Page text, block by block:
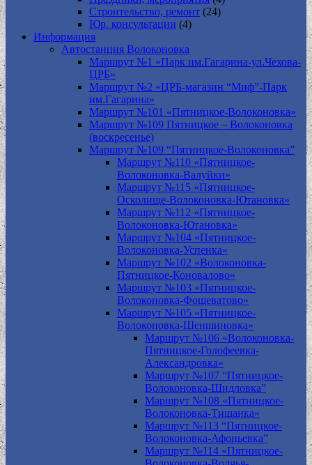
Строительство, ремонт (24)
Юр. консультации (4)
Информация
Автостанция Волоконовка
Маршрут №1 «Парк им.Гагарина-ул.Чехова-
ЦРБ»
Маршрут №2 «ЦРБ-магазин “Миф”-Парк
им.Гагарина»
Маршрут №101 «Пятницкое-Волоконовка»
Маршрут №109 Пятницкое – Волоконовка
(воскресенье)
Маршрут №109 “Пятницкое-Волоконовка”
Маршрут №110 «Пятницкое-
Волоконовка-Валуйки»
Маршрут №115 «Пятницкое-
Осколище-Волоконовка-Ютановка»
Маршрут №112 «Пятницкое-
Волоконовка-Ютановка»
Маршрут №104 «Пятницкое-
Волоконовка-Успенка»
Маршрут №102 «Волоконовка-
Пятницкое-Коновалово»
Маршрут №103 «Пятницкое-
Волоконовка-Фощеватово»
Маршрут №105 «Пятницкое-
Волоконовка-Шеншиновка»
Маршрут №106 «Волоконовка-
Пятницкое-Голофеевка-
Александровка»
Маршрут №107 “Пятницкое-
Волоконовка-Шидловка”
Маршрут №108 «Пятницкое-
Волоконовка-Тишанка»
Маршрут №113 “Пятницкое-
Волоконовка-Афоньевка”
Маршрут №114 «Пятницкое-